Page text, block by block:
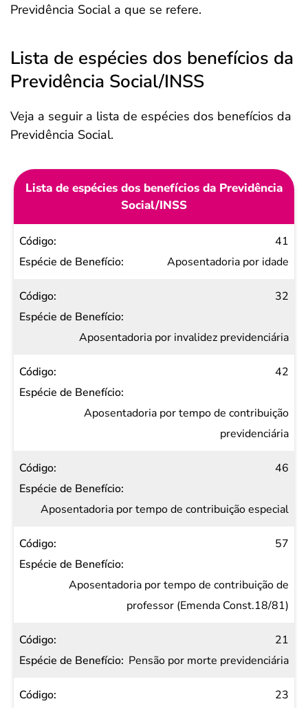
Previdência Social a que se refere.
Lista de espécies dos benefícios da
Previdência Social/INSS
Veja a seguir a lista de espécies dos benefícios da
Previdência Social.
Lista de espécies dos benefícios da Previdência
Social/INSS
Código
Espécie
Benefício
41
Aposentadoria por idade
32
Aposentadoria por invalidez previdenciária
42
Aposentadoria por tempo de contribuição
previdenciária
46
Aposentadoria por tempo de contribuição especial
57
Aposentadoria por tempo de contribuição de
professor (Emenda Const.18/81)
21
Pensão por morte previdenciária
23